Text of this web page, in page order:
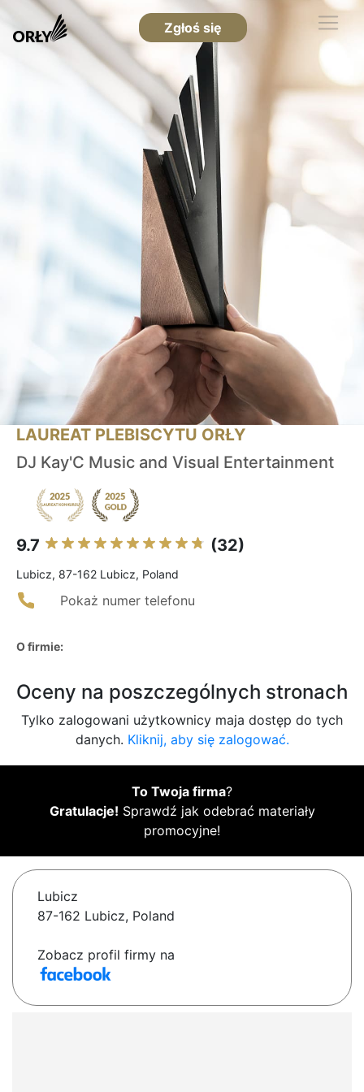
Zgłoś się
LAUREAT PLEBISCYTU ORŁY
DJ Kay'C Music and Visual Entertainment
9.7 (32)
Lubicz, 87-162 Lubicz, Poland
Pokaż numer telefonu
O firmie:
Oceny na poszczególnych stronach
Tylko zalogowani użytkownicy maja dostęp do tych
danych. Kliknij, aby się zalogować.
To Twoja firma?
Gratulacje! Sprawdź jak odebrać materiały
promocyjne!
Lubicz
87-162 Lubicz, Poland
Zobacz profil firmy na